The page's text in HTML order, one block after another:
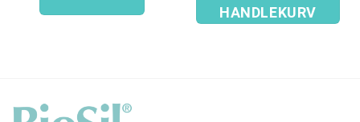
HANDLEKURV